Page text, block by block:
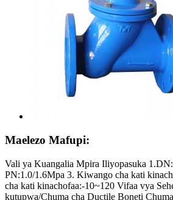
Maelezo Mafupi:
Vali ya Kuangalia Mpira Iliyopasuka
PN:1.0/1.6Mpa 3. Kiwango cha kati
cha kati kinachofaa:-10~120 Vifaa vya
kutupwa/Chuma cha Ductile Boneti